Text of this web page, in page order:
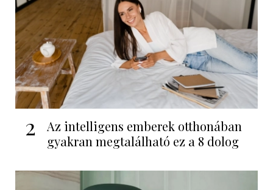
2
Az intelligens emberek otthonában
gyakran megtalálható ez a 8 dolog